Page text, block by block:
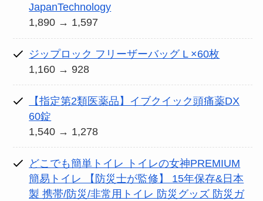
JapanTechnology
1,890 → 1,597
ジップロック フリーザーバッグ L ×60枚
1,160 → 928
【指定第2類医薬品】イブクイック頭痛薬DX
60錠
1,540 → 1,278
どこでも簡単トイレ トイレの女神PREMIUM
簡易トイレ 【防災士が監修】 15年保存&日本
製 携帯/防災/非常用トイレ 防災グッズ 防災ガ